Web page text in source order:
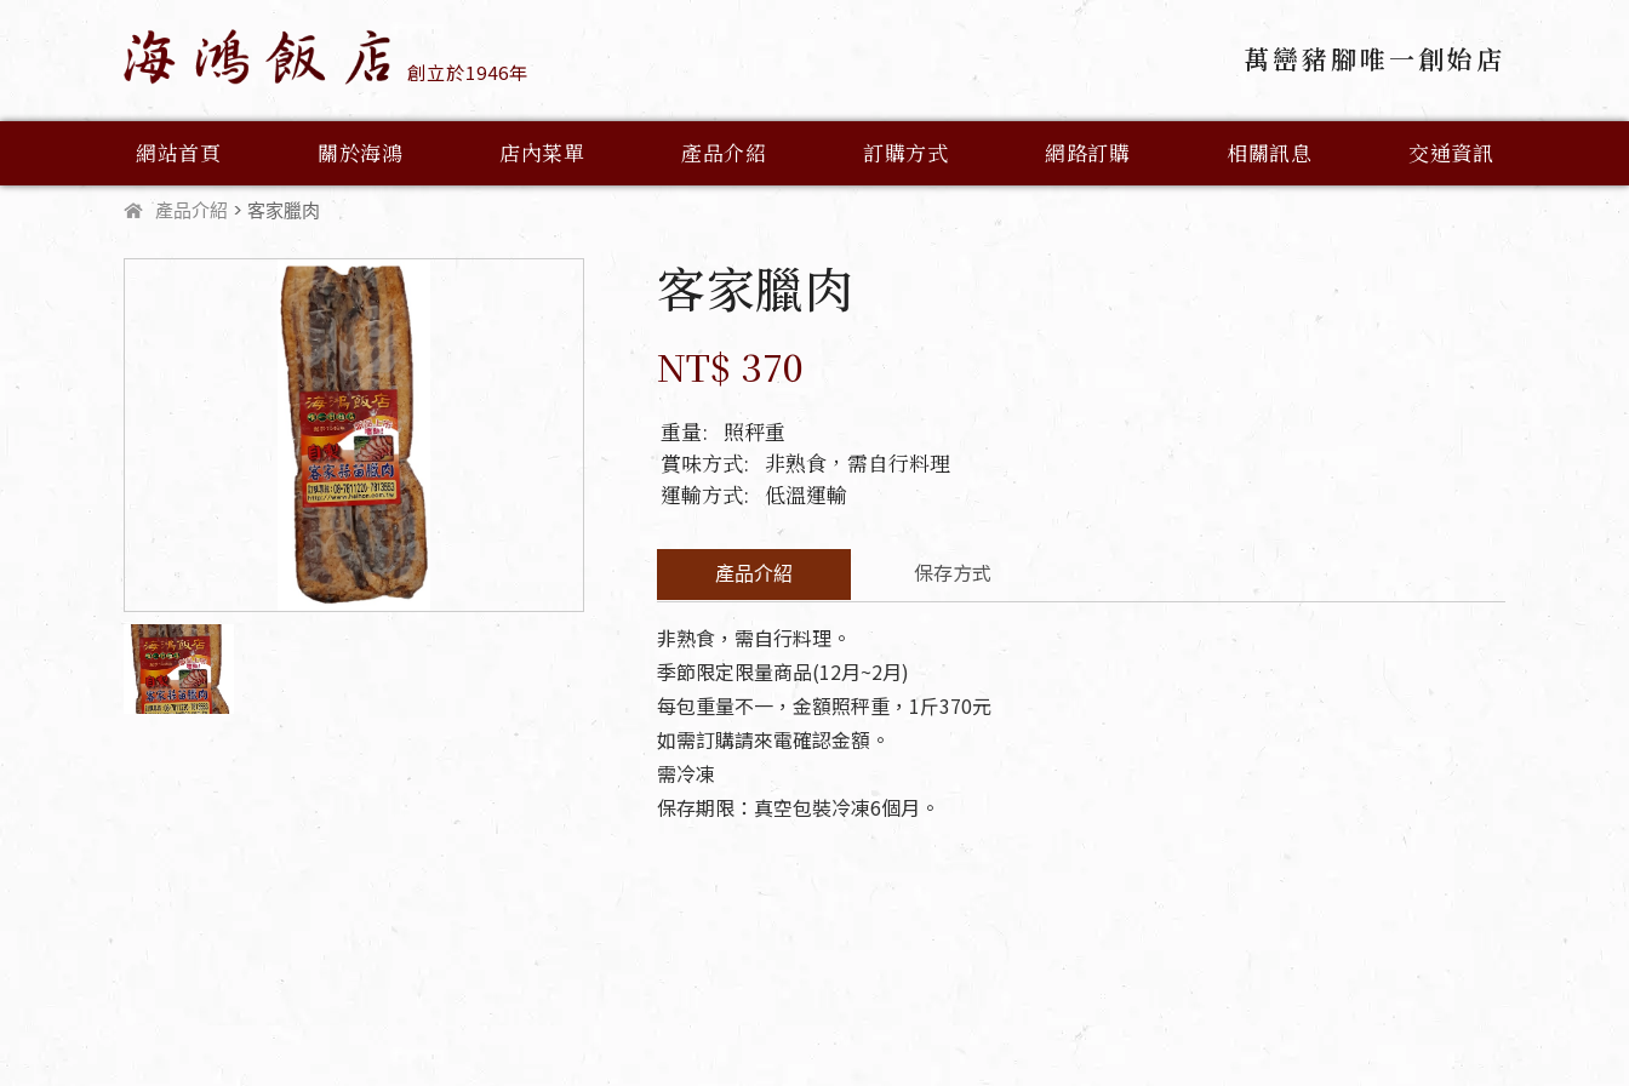
創立於1946年 萬巒豬腳唯一創始店
網站首頁 關於海鴻 店內菜單 產品介紹 訂購方式 網路訂購 相關訊息 交通資訊
產品介紹 > 客家臘肉
客家臘肉
NT$ 370
重量: 照秤重
賞味方式: 非熟食，需自行料理
運輸方式: 低溫運輸
產品介紹 保存方式
非熟食，需自行料理。
季節限定限量商品(12月~2月)
每包重量不一，金額照秤重，1斤370元
如需訂購請來電確認金額。
需冷凍
保存期限：真空包裝冷凍6個月。